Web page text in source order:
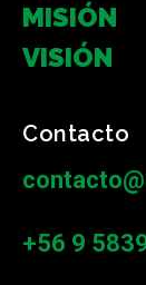
MISIÓN
VISIÓN
Contacto
+56 9